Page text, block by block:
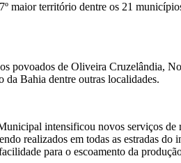
maior território dentre os 21
povoados de Oliveira Cruzelândia,
Bahia dentre outras localidades.
intensificou novos serviços de
realizados em todas as estradas
para o escoamento da